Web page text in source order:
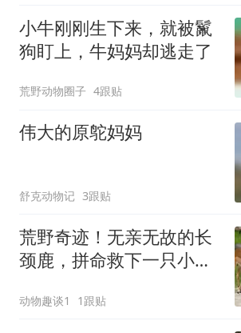
小牛刚刚生下来，就被鬣
狗盯上，牛妈妈却逃走了
荒野动物圈子 4跟贴
伟大的原鸵妈妈
舒克动物记 3跟贴
荒野奇迹！无亲无故的长
颈鹿，拼命救下一只小羚
动物趣谈1 1跟贴